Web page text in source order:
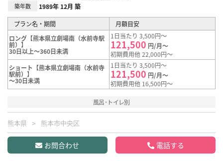
築年数 1989年 12月 築
プラン名・期間
月額目安
ロング【熊本県立劇場南（水前寺駅
前）】
30日以上～360日未満
1日当たり 3,500円～
121,500 円/月～
初期費用他 22,000円～
ショート【熊本県立劇場南（水前寺
駅前）】
～30日未満
1日当たり 3,500円～
121,500 円/月～
初期費用他 16,500円～
風呂･トイレ別
熊本県 熊本市中央区
お問合わせ 電話する